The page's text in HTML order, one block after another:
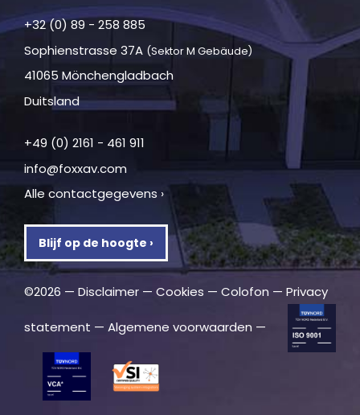
+32 (0) 89 - 258 885
Sophienstrasse 37A (Sektor M Gebäude)
41065 Mönchengladbach
Duitsland
+49 (0) 2161 - 461 911
info@foxxav.com
Alle contactgegevens ›
Blijf op de hoogte ›
©2026 — Disclaimer — Cookies — Colofon — Privacy
statement — Algemene voorwaarden —